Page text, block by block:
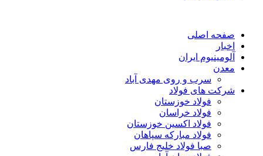
صفحه اصلی
اخبار
آلومینیوم ایران
معدن
سرب و روی مهدی آباد
شرکت های فولاد
فولاد خوزستان
فولاد خراسان
فولاد اکسین خوزستان
فولاد مبارکه سپاهان
صبا فولاد خلیج فارس